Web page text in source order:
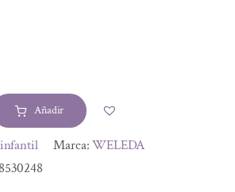
€.
€.
Añadir
Marca:WELEDA